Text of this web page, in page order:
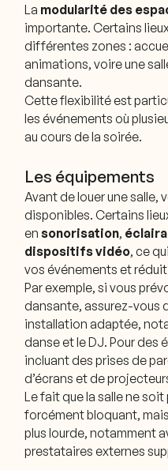
La modularité des
importante. Certains
différentes zones :
animations, voire une
dansante.
Cette flexibilité est
les événements où
au cours de la soirée.
Les équipements
Avant de louer une salle,
disponibles. Certains
ensonorisation,
dispositifs vidéo, ce
vos événements et
Par exemple, si vous
dansante, assurez-vous
installation adaptée,
danse et le DJ. Pour des
incluant des prises de
d’écrans et de
Le fait que la salle ne soit
forcément bloquant,
plus lourde, notamment
prestataires externes